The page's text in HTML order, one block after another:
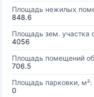
Площадь нежилых
848.6
Площадь зем. участка
4056
Площадь помещений
706.5
Площадь парковки, м²:
0